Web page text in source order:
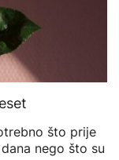
što prije
nego što su